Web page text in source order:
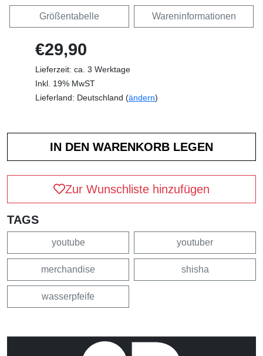
Größentabelle Wareninformationen
€29,90
Lieferzeit: ca. 3 Werktage
Inkl. 19% MwST
Lieferland: Deutschland (ändern)
Zur Wunschliste hinzufügen
TAGS
youtube youtuber
merchandise shisha
wasserpfeife